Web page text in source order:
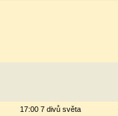
17:00 7 divů světa